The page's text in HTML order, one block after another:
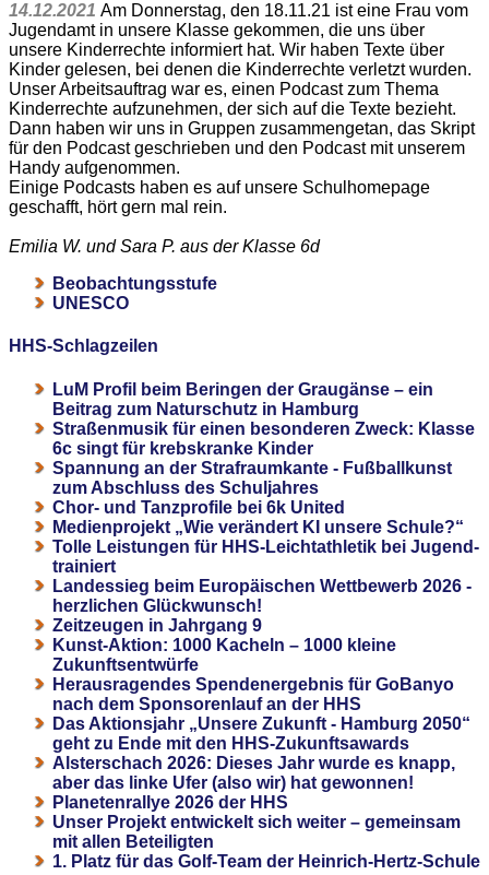
14.12.2021 Am Donnerstag, den 18.11.21 ist eine Frau vom
Jugendamt in unsere Klasse gekommen, die uns über
unsere Kinderrechte informiert hat. Wir haben Texte über
Kinder gelesen, bei denen die Kinderrechte verletzt wurden.
Unser Arbeitsauftrag war es, einen Podcast zum Thema
Kinderrechte aufzunehmen, der sich auf die Texte bezieht.
Dann haben wir uns in Gruppen zusammengetan, das Skript
für den Podcast geschrieben und den Podcast mit unserem
Handy aufgenommen.
Einige Podcasts haben es auf unsere Schulhomepage
geschafft, hört gern mal rein.
Emilia W. und Sara P. aus der Klasse 6d
Beobachtungsstufe
UNESCO
HHS-Schlagzeilen
LuM Profil beim Beringen der Graugänse – ein
Beitrag zum Naturschutz in Hamburg
Straßenmusik für einen besonderen Zweck: Klasse
6c singt für krebskranke Kinder
Spannung an der Strafraumkante - Fußballkunst
zum Abschluss des Schuljahres
Chor- und Tanzprofile bei 6k United
Medienprojekt „Wie verändert KI unsere Schule?“
Tolle Leistungen für HHS-Leichtathletik bei Jugend-
trainiert
Landessieg beim Europäischen Wettbewerb 2026 -
herzlichen Glückwunsch!
Zeitzeugen in Jahrgang 9
Kunst-Aktion: 1000 Kacheln – 1000 kleine
Zukunftsentwürfe
Herausragendes Spendenergebnis für GoBanyo
nach dem Sponsorenlauf an der HHS
Das Aktionsjahr „Unsere Zukunft - Hamburg 2050“
geht zu Ende mit den HHS-Zukunftsawards
Alsterschach 2026: Dieses Jahr wurde es knapp,
aber das linke Ufer (also wir) hat gewonnen!
Planetenrallye 2026 der HHS
Unser Projekt entwickelt sich weiter – gemeinsam
mit allen Beteiligten
1. Platz für das Golf-Team der Heinrich-Hertz-Schule